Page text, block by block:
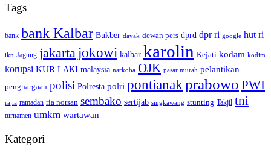
Tags
bank bank Kalbar Bukber dayak dewan pers dprd dpr ri google hut ri
ikn Jagung jakarta jokowi kalbar karolin Kejati kodam kodim
korupsi KUR LAKI malaysia narkoba OJK pasar murah pelantikan
penghargaan polisi Polresta polri pontianakprabowo PWI
rajia ramadan ria norsan sembako sertijab singkawang stunting Takjil tni
turnamen umkm wartawan
Kategori